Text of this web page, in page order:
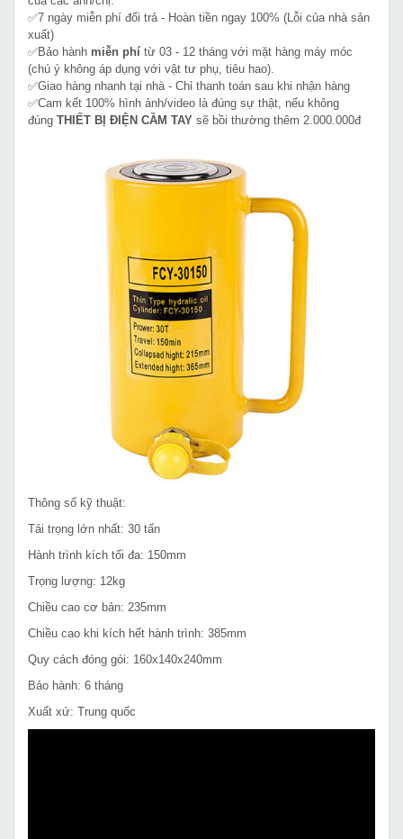
✅7 ngày miễn phí đổi trả - Hoàn tiền ngay 100% (Lỗi của nhà sản
xuất)
✅Bảo hành miễn phí từ 03 - 12 tháng với mặt hàng máy móc
(chú ý không áp dụng với vật tư phụ, tiêu hao).
✅Giao hàng nhanh tại nhà - Chỉ thanh toán sau khi nhận hàng
✅Cam kết 100% hình ảnh/video là đúng sự thật, nếu không
đúng THIẾT BỊ ĐIỆN CẦM TAY sẽ bồi thường thêm 2.000.000đ
Thông số kỹ thuật:
Tải trọng lớn nhất: 30 tấn
Hành trình kích tối đa: 150mm
Trọng lượng: 12kg
Chiều cao cơ bản: 235mm
Chiều cao khi kích hết hành trình: 385mm
Quy cách đóng gói: 160x140x240mm
Bảo hành: 6 tháng
Xuất xứ: Trung quốc